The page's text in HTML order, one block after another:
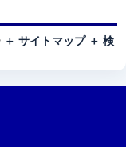
＋ サイトマップ ＋ 検